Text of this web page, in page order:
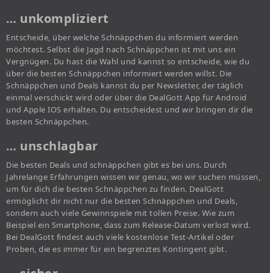
… unkompliziert
Entscheide, über welche Schnäppchen du informiert werden
möchtest. Selbst die Jagd nach Schnäppchen ist mit uns ein
Vergnügen. Du hast die Wahl und kannst so entscheide, wie du
über die besten Schnäppchen informiert werden willst. Die
Schnäppchen und Deals kannst du per Newsletter, der täglich
einmal verschickt wird oder über die DealGott App für Android
und Apple IOS erhalten. Du entscheidest und wir bringen dir die
besten Schnäppchen.
… unschlagbar
Die besten Deals und schnäppchen gibt es bei uns. Durch
Jahrelange Erfahrungen wissen wir genau, wo wir suchen müssen,
um für dich die besten Schnäppchen zu finden. DealGott
ermöglicht dir nicht nur die besten Schnäppchen und Deals,
sondern auch viele Gewinnspiele mit tollen Preise. Wie zum
Beispiel ein Smartphone, dass zum Release-Datum verlost wird.
Bei DealGott findest auch viele kostenlose Test-Artikel oder
Proben, die es immer für ein begrenztes Kontingent gibt.